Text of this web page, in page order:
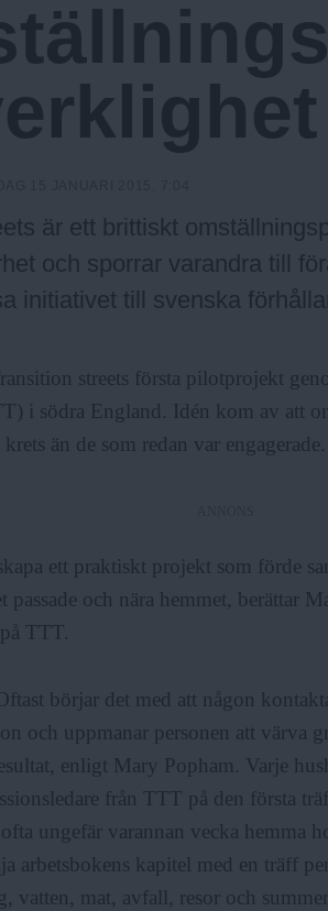
är ett brittiskt
och sporrar varandra till
initiativet till svenska
streets första pilotprojekt
i södra England. Idén kom av att
än de som redan var engagerade.
ett praktiskt projekt som förde
passade och nära hemmet, berättar
TTT.
börjar det med att någon
och uppmanar personen att värva
enligt Mary Popham. Varje
från TTT på den första
ungefär varannan vecka hemma
arbetsbokens kapitel med en träff
vatten, mat, avfall, resor och